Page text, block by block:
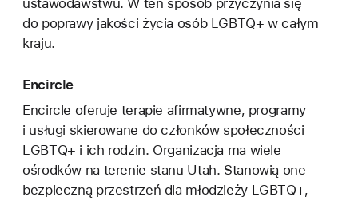
ustawodawstwu. W ten sposób przyczynia się
do poprawy jakości życia osób LGBTQ+ w całym
kraju.
Encircle
Encircle oferuje terapie afirmatywne, programy
i usługi skierowane do członków społeczności
LGBTQ+ i ich rodzin. Organizacja ma wiele
ośrodków na terenie stanu Utah. Stanowią one
bezpieczną przestrzeń dla młodzieży LGBTQ+,